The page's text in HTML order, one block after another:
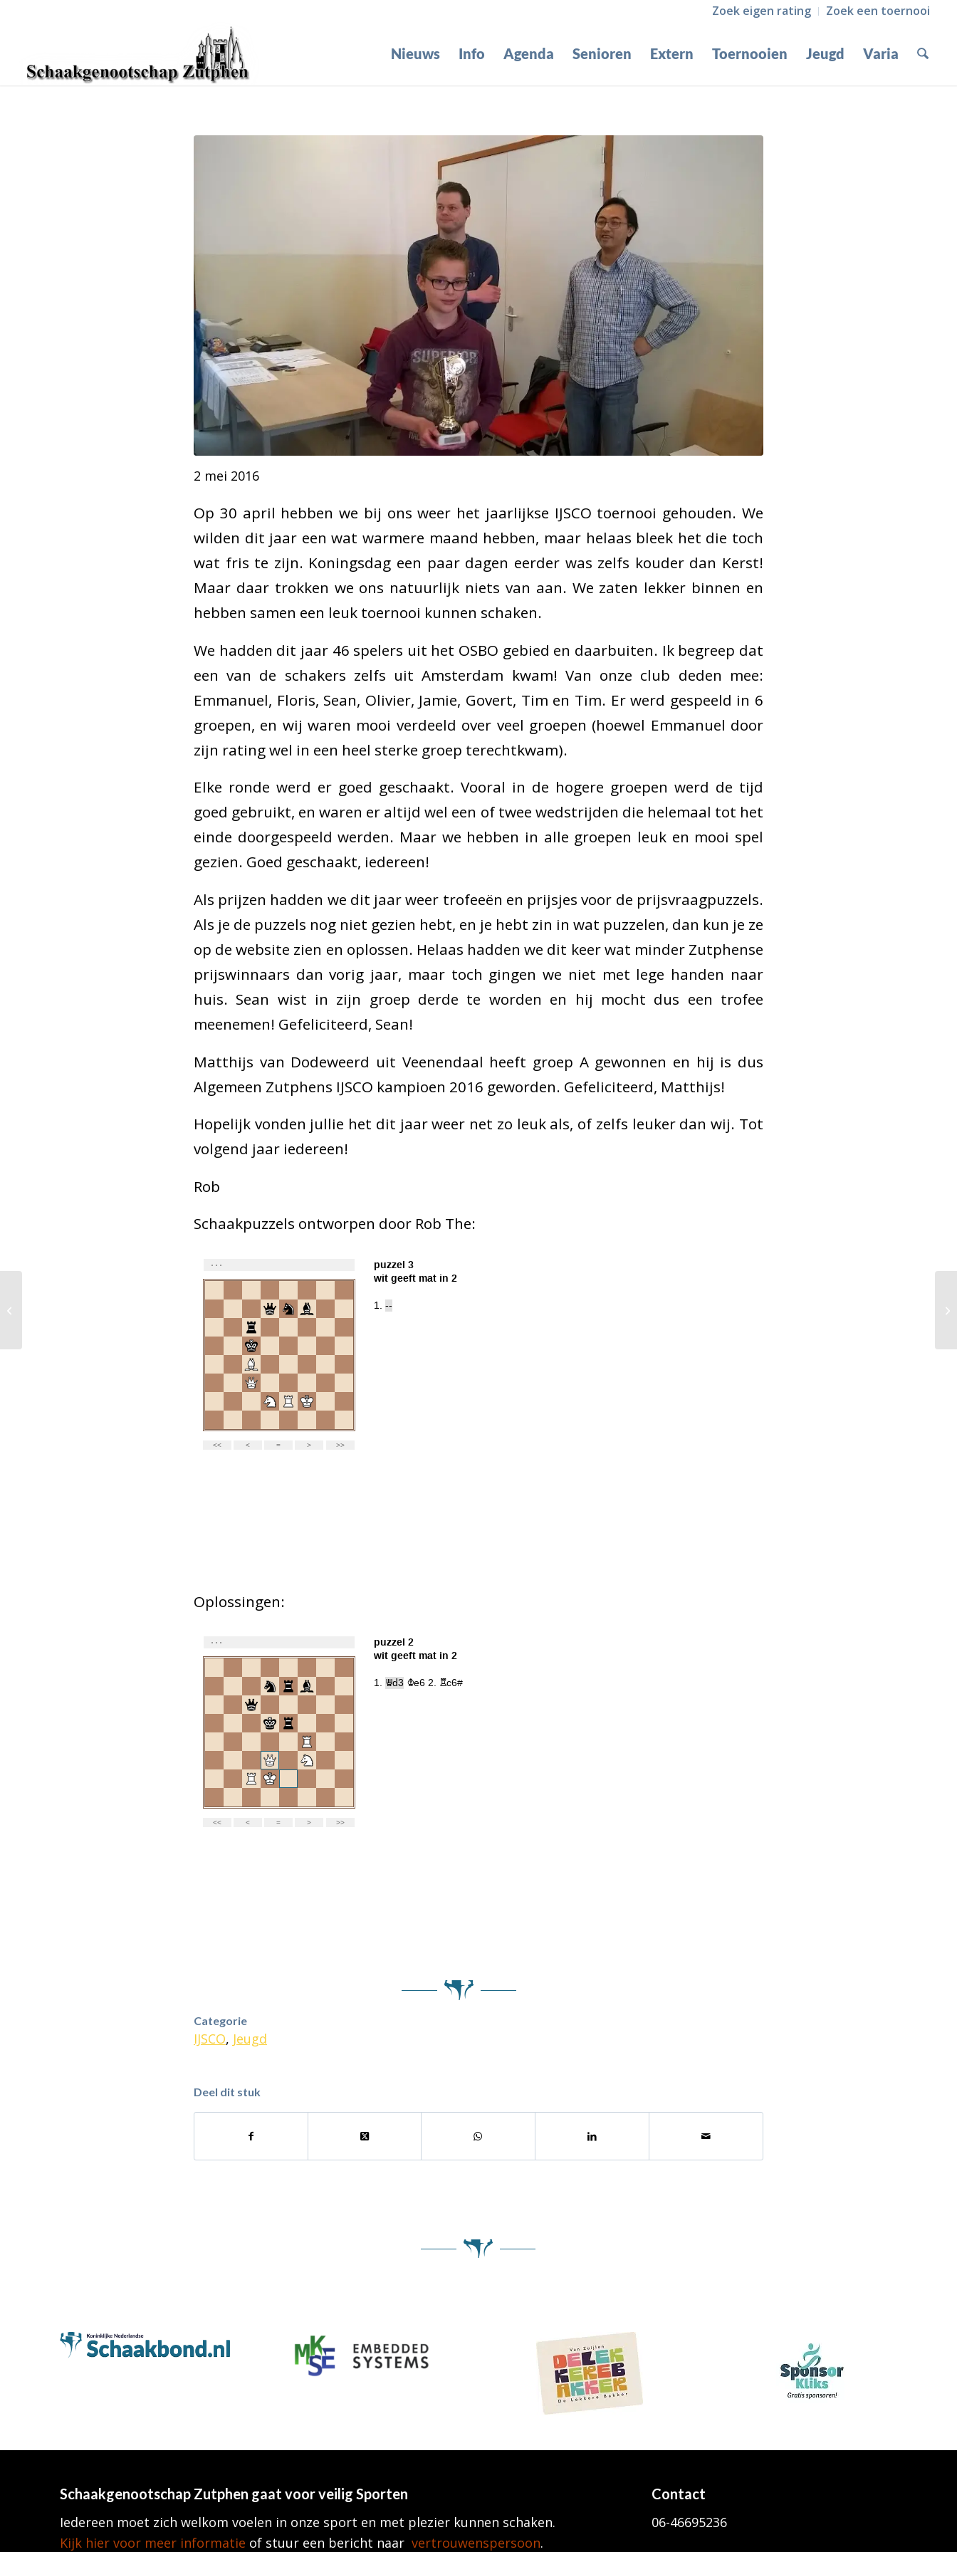
Zoek eigen rating Zoek een toernooi
Nieuws Info Agenda Senioren Extern Toernooien Jeugd Varia
2 mei 2016
Op 30 april hebben we bij ons weer het jaarlijkse IJSCO toernooi gehouden. We
wilden dit jaar een wat warmere maand hebben, maar helaas bleek het die toch
wat fris te zijn. Koningsdag een paar dagen eerder was zelfs kouder dan Kerst!
Maar daar trokken we ons natuurlijk niets van aan. We zaten lekker binnen en
hebben samen een leuk toernooi kunnen schaken.
We hadden dit jaar 46 spelers uit het OSBO gebied en daarbuiten. Ik begreep dat
een van de schakers zelfs uit Amsterdam kwam! Van onze club deden mee:
Emmanuel, Floris, Sean, Olivier, Jamie, Govert, Tim en Tim. Er werd gespeeld in 6
groepen, en wij waren mooi verdeeld over veel groepen (hoewel Emmanuel door
zijn rating wel in een heel sterke groep terechtkwam).
Elke ronde werd er goed geschaakt. Vooral in de hogere groepen werd de tijd
goed gebruikt, en waren er altijd wel een of twee wedstrijden die helemaal tot het
einde doorgespeeld werden. Maar we hebben in alle groepen leuk en mooi spel
gezien. Goed geschaakt, iedereen!
Als prijzen hadden we dit jaar weer trofeeën en prijsjes voor de prijsvraagpuzzels.
Als je de puzzels nog niet gezien hebt, en je hebt zin in wat puzzelen, dan kun je ze
op de website zien en oplossen. Helaas hadden we dit keer wat minder Zutphense
prijswinnaars dan vorig jaar, maar toch gingen we niet met lege handen naar
huis. Sean wist in zijn groep derde te worden en hij mocht dus een trofee
meenemen! Gefeliciteerd, Sean!
Matthijs van Dodeweerd uit Veenendaal heeft groep A gewonnen en hij is dus
Algemeen Zutphens IJSCO kampioen 2016 geworden. Gefeliciteerd, Matthijs!
Hopelijk vonden jullie het dit jaar weer net zo leuk als, of zelfs leuker dan wij. Tot
volgend jaar iedereen!
Rob
Schaakpuzzels ontworpen door Rob The:
Oplossingen:
Categorie
IJSCO, Jeugd
Deel dit stuk
Schaakgenootschap Zutphen gaat voor veilig Sporten
Iedereen moet zich welkom voelen in onze sport en met plezier kunnen schaken.
Kijk hier voor meer informatie of stuur een bericht naar vertrouwenspersoon.
Contact
06-46695236